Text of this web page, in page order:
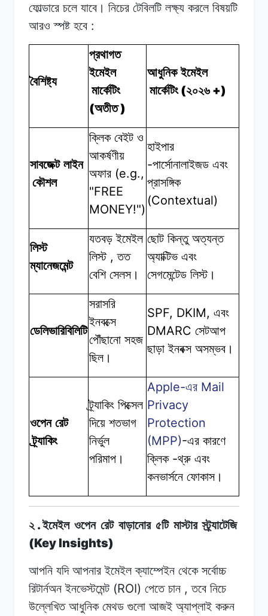
ফোল্ডারে চলে যাবে। নিচের টেবিলটি লক্ষ্য করলে বিষয়টি
আরও স্পষ্ট হবে :
বৈশিষ্ট্য
প্রথাগত
ইমেইল
মার্কেটিং
(অতীত)
আধুনিক ইমেইল
মার্কেটিং(২০২৬+)
সাবজেক্ট লাইন
কৌশল
ক্লিক বেইট ও
আকর্ষণীয়
অফার (e.g.,
"FREE
MONEY!")
হাইপার
-পার্সোনালাইজড এবং
প্রাসঙ্গিক
(Contextual)
লিস্ট
ম্যানেজমেন্ট
যতবড় ইমেইল
লিস্ট,তত
বেশি সেলস।
ছোট কিন্তু অত্যন্ত
অ্যাক্টিভ এবং
সেগমেন্টেড লিস্ট।
ডেলিভারিবিলিটি
সরাসরি
ইনবক্সে
পৌঁছানো সহজ
ছিল।
SPF, DKIM, এবং
DMARC সেটআপ
ছাড়া ইনবক্স অসম্ভব।
ওপেন রেট
ট্র্যাকিং
ট্র্যাকিং পিক্সেল
দিয়ে শতভাগ
নির্ভুল
পরিমাপ।
Apple-এর Mail
Privacy
Protection
(MPP)-এর কারণে
ক্লিক-থ্রু এবং
কনভার্সনে ফোকাস।
২ .ইমেইল ওপেন রেট বাড়ানোর ৫টি মাস্টার স্ট্র্যাটেজি
(Key Insights)
আপনি যদি আপনার ইমেইল ক্যাম্পেইন থেকে সর্বোচ্চ
রিটার্নঅন ইনভেস্টমেন্ট (ROI) পেতে চান ,তবে নিচে
উল্লেখিত আধুনিক মেথড গুলো আজই অ্যাপ্লাই করুন